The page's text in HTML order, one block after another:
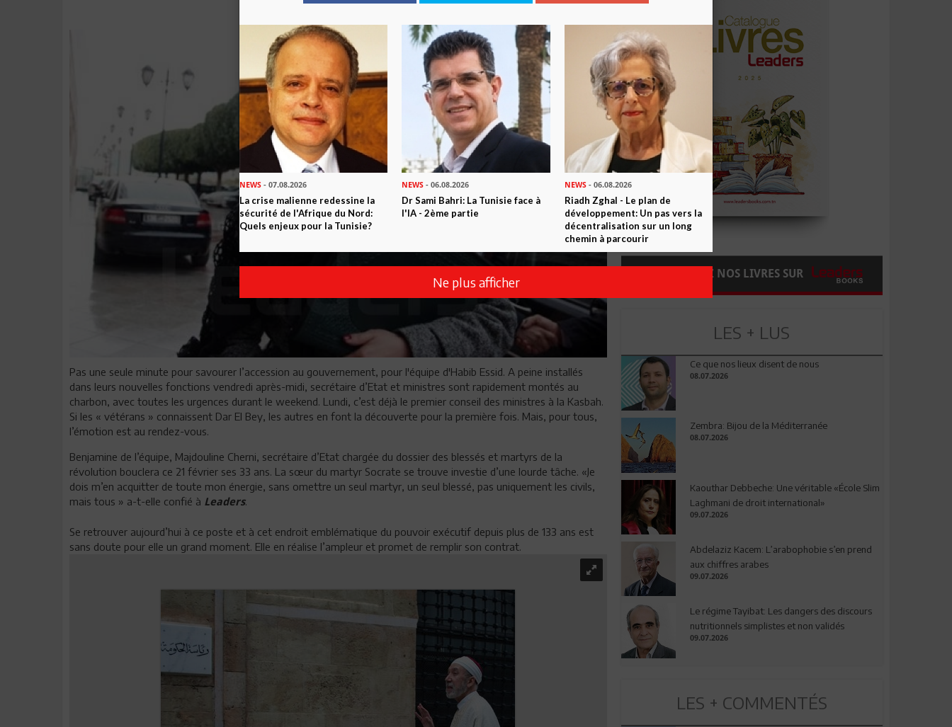
Pas une seule minute pour savourer l’accession au gouvernement, pour l'équipe d'Habib Essid. A peine installés
dans leurs nouvelles fonctions vendredi après-midi, secrétaire d’Etat et ministres sont rapidement montés au
charbon, avec toutes les urgences durant le weekend. Lundi, c’est déjà le premier conseil des ministres à la Kasbah.
Si les « vétérans » connaissent Dar El Bey, les autres en font la découverte pour la première fois. Mais, pour tous,
l’émotion est au rendez-vous.
Benjamine de l’équipe, Majdouline Cherni, secrétaire d’Etat chargée du dossier des blessés et martyrs de la
révolution bouclera ce 21 février ses 33 ans. La sœur du martyr Socrate se trouve investie d’une lourde tâche. «Je
dois m’en acquitter de toute mon énergie, sans omettre un seul martyr, un seul blessé, pas uniquement les civils,
mais tous » a-t-elle confié à Leaders.
Se retrouver aujourd’hui à ce poste et à cet endroit emblématique du pouvoir exécutif depuis plus de 133 ans est
sans doute pour elle un grand moment. Elle en réalise l’ampleur et promet de remplir son contrat.
COMMANDEZ NOS LIVRES SUR
LES + LUS
Ce que nos lieux disent de nous
08.07.2026
Zembra: Bijou de la Méditerranée
08.07.2026
Kaouthar Debbeche: Une véritable «École Slim
Laghmani de droit international»
09.07.2026
Abdelaziz Kacem: L’arabophobie s’en prend
aux chiffres arabes
09.07.2026
Le régime Tayibat: Les dangers des discours
nutritionnels simplistes et non validés
09.07.2026
LES + COMMENTÉS
NEWS - 07.08.2026
La crise malienne redessine la
sécurité de l'Afrique du Nord:
Quels enjeux pour la Tunisie?
NEWS - 06.08.2026
Dr Sami Bahri: La Tunisie face à
l'IA - 2ème partie
NEWS- 06.08.2026
Riadh Zghal - Le plan de
développement: Un pas vers la
décentralisation sur un long
chemin à parcourir
Ne plus afficher